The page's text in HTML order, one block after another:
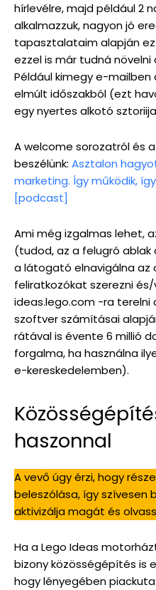
hírlevélre, majd például 2
alkalmazzuk, nagyon jó
tapasztalataim alapján
ezzel is már tudná
Például kimegy e-
elmúlt időszakból (ezt
egy nyertes alkotó
A welcome sorozatról és
beszélünk: Asztalon
marketing. Így működik,
[podcast]
Ami még izgalmas lehet,
(tudod, az a felugró ablak
a látogató elnavigálna az
feliratkozókat szerezni
ideas.lego.com -ra terelni
szoftver számításai
rátával is évente 6 millió
forgalma, ha használna
e-kereskedelemben).
haszonnal
A vevő úgy érzi, hogy
beleszólása, így szívesen
aktivizálja magát és
Ha a Lego Ideas
bizony közösségépítés is
hogy lényegében